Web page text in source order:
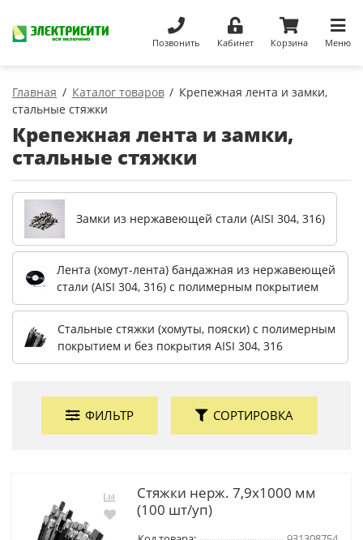
Позвонить Кабинет Корзина Меню
Главная Каталог товаров
Крепежная лента и замки,
стальные стяжки
Крепежная лента и замки,
стальные стяжки
Замки из нержавеющей стали (AISI 304, 316)
Лента (хомут-лента) бандажная из нержавеющей
стали (AISI 304, 316) с полимерным покрытием
Стальные стяжки (хомуты, пояски) с полимерным
покрытием и без покрытия AISI 304, 316
ФИЛЬТР СОРТИРОВКА
Стяжки нерж. 7,9х1000 мм
(100 шт/уп)